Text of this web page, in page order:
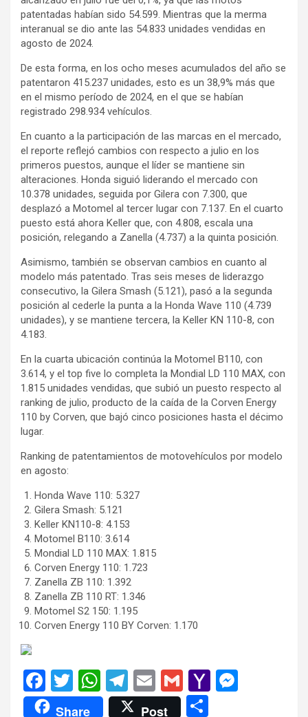
patentadas habían sido 54.599. Mientras que la merma
interanual se dio ante las 54.833 unidades vendidas en
agosto de 2024.
De esta forma, en los ocho meses acumulados del año se
patentaron 415.237 unidades, esto es un 38,9% más que
en el mismo período de 2024, en el que se habían
registrado 298.934 vehículos.
En cuanto a la participación de las marcas en el mercado,
el reporte reflejó cambios con respecto a julio en los
primeros puestos, aunque el líder se mantiene sin
alteraciones. Honda siguió liderando el mercado con
10.378 unidades, seguida por Gilera con 7.300, que
desplazó a Motomel al tercer lugar con 7.137. En el cuarto
puesto está ahora Keller que, con 4.808, escala una
posición, relegando a Zanella (4.737) a la quinta posición.
Asimismo, también se observan cambios en cuanto al
modelo más patentado. Tras seis meses de liderazgo
consecutivo, la Gilera Smash (5.121), pasó a la segunda
posición al cederle la punta a la Honda Wave 110 (4.739
unidades), y se mantiene tercera, la Keller KN 110-8, con
4.183.
En la cuarta ubicación continúa la Motomel B110, con
3.614, y el top five lo completa la Mondial LD 110 MAX, con
1.815 unidades vendidas, que subió un puesto respecto al
ranking de julio, producto de la caída de la Corven Energy
110 by Corven, que bajó cinco posiciones hasta el décimo
lugar.
Ranking de patentamientos de motovehículos por modelo
en agosto:
Honda Wave 110: 5.327
Gilera Smash: 5.121
Keller KN110-8: 4.153
Motomel B110: 3.614
Mondial LD 110 MAX: 1.815
Corven Energy 110: 1.723
Zanella ZB 110: 1.392
Zanella ZB 110 RT: 1.346
Motomel S2 150: 1.195
Corven Energy 110 BY Corven: 1.170
F
a
T
wi
W
h
T
el
E
m
G
m
Y
Share Post